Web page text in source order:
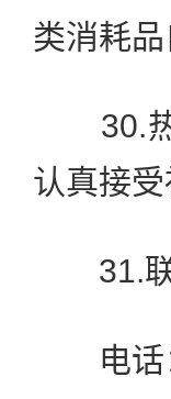
类消耗
30.热
认真接受
31.联
电话